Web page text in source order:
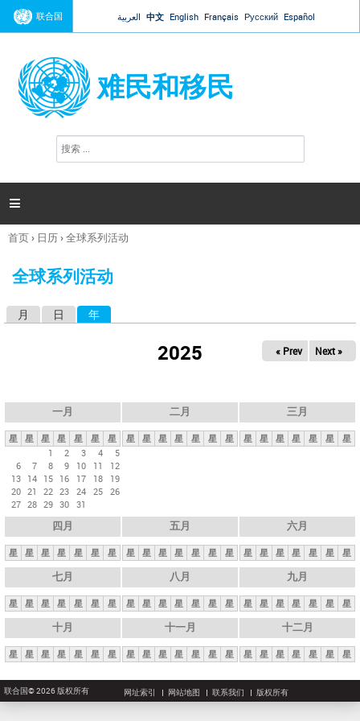
Jump to navigation
联合国 العربية 中文 English Français Русский Español
难民和移民
搜
索

你
这
首页› 日历›全球系列活动
全球系列活动
月 日 年
2025 « Prev Next »
一月
星 星 星 星 星 星
星
1
2 3 4
5
6
7 8 9 10 11
12
13 14 15 16 17 18
19
20 21 22 23 24 25 26
27 28 29 30 31
二月
星 星 星 星 星 星 星
三月
星 星 星 星 星 星 星
四月
星 星 星 星 星 星 星
五月
星 星 星 星 星 星 星
六月
星 星 星 星 星 星 星
七月
星 星 星 星 星 星 星
八月
星 星 星 星 星 星 星
九月
星 星 星 星 星 星 星
十月
星 星 星 星 星 星 星
十一月
星 星 星 星 星 星 星
十二月
星 星 星 星 星 星 星
联合国© 2026 版权所有 网址索引 网站地图 联系我们 版权所有